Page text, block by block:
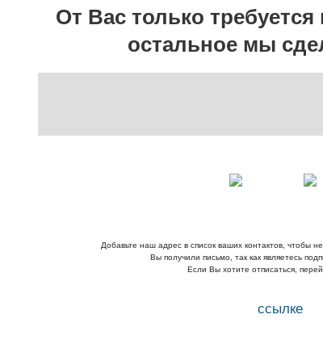
От Вас только
остальное мы
Добавьте наш адрес в список ваших контактов, чтобы
Вы получили письмо, так как являетесь
Если Вы хотите отписаться,
ссылке